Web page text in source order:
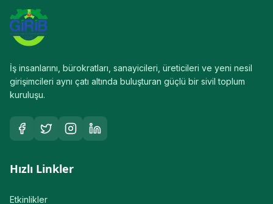
İş insanlarını, bürokratları, sanayicileri, üreticileri ve yeni nesil
girişimcileri aynı çatı altında buluşturan güçlü bir sivil toplum
kuruluşu.
Hızlı Linkler
Etkinlikler